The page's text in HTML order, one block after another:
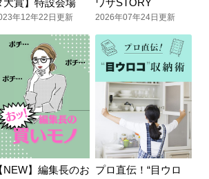
大賞】特設会場
年12年22日更新
ワザSTORY
2026年07年24日更新
NEW】編集長のお プロ直伝！“目ウロ